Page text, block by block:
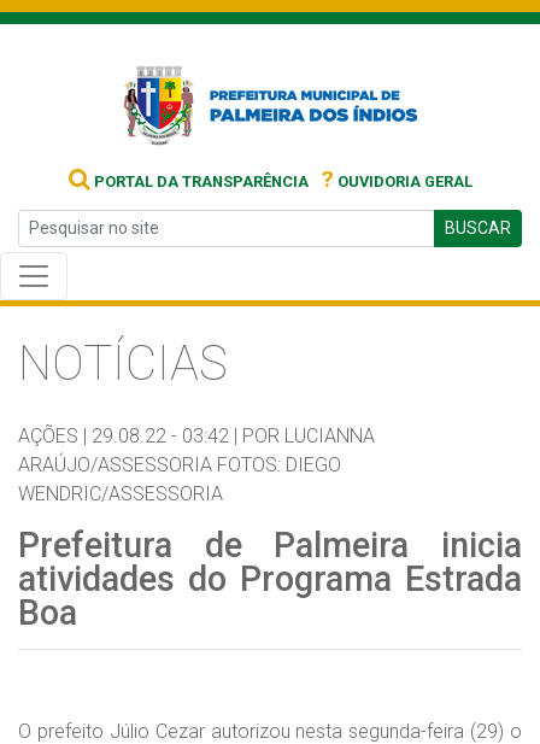
PORTAL DA TRANSPARÊNCIA ? OUVIDORIA GERAL
BUSCAR
NOTÍCIAS
AÇÕES | 29.08.22 - 03:42 | POR LUCIANNA
ARAÚJO/ASSESSORIA FOTOS: DIEGO
WENDRIC/ASSESSORIA
Prefeitura de Palmeira inicia
atividades do Programa Estrada
Boa
O prefeito Júlio Cezar autorizou nesta segunda-feira (29) o